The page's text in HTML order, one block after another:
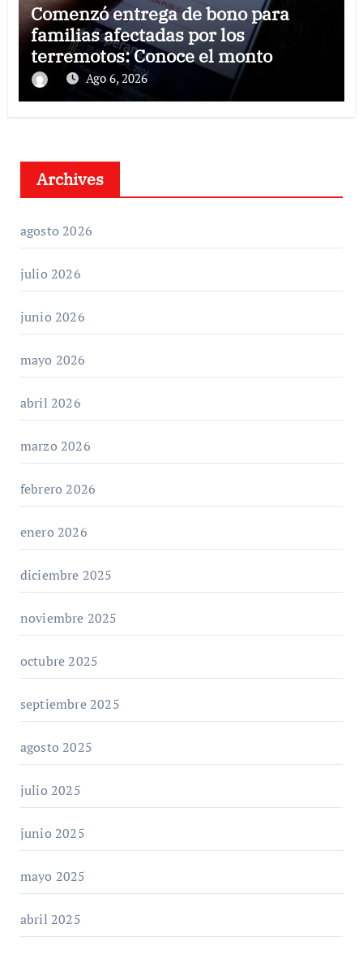
Comenzó entrega de bono para
familias afectadas por los
terremotos: Conoce el monto
Ago 6, 2026
Archives
agosto 2026
julio 2026
junio 2026
mayo 2026
abril 2026
marzo 2026
febrero 2026
enero 2026
diciembre 2025
noviembre 2025
octubre 2025
septiembre 2025
agosto 2025
julio 2025
junio 2025
mayo 2025
abril 2025